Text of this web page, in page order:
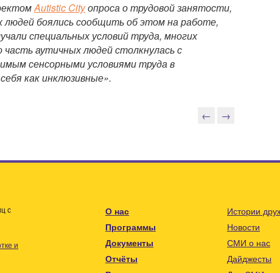
Autistic Cityопроса о трудовой занятости,
людей боялись сообщить об этом на работе,
специальных условий труда, многих
аутичных людей столкнулась с
сенсорными условиями труда в
как инклюзивные».
← →
с
и
О нас
Программы
Документы
Отчёты
Истории
Новости
СМИ о нас
Дайджесты